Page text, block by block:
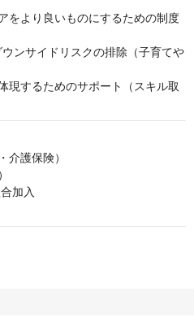
をより良いものにするための制度
ンサイドリスクの排除（子育てや
現するためのサポート（スキル取
介護保険）
加入